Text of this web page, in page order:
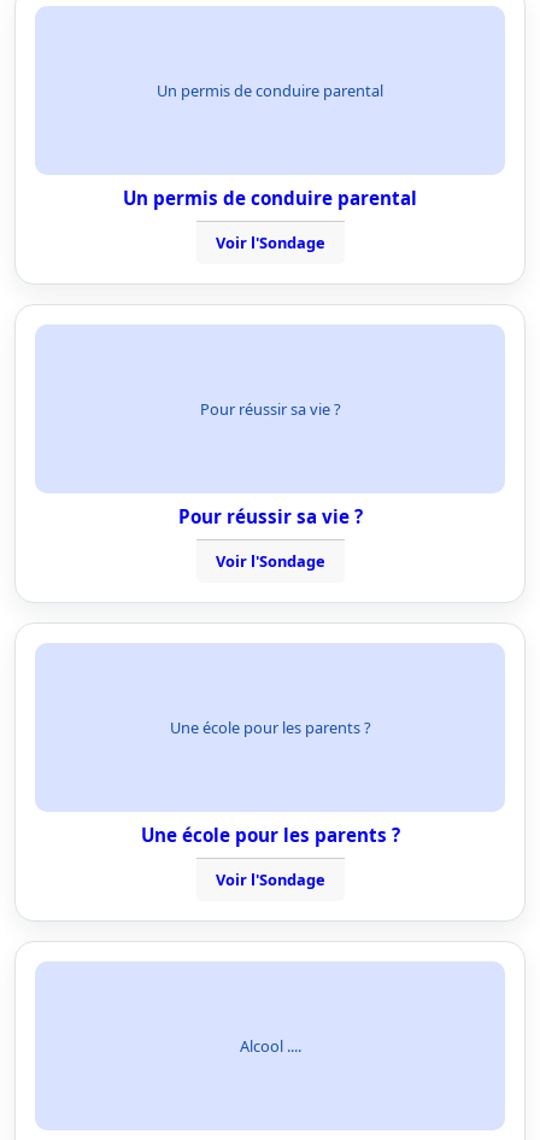
Un permis de conduire parental
Un permis de conduire parental
Voir l'Sondage
Pour réussir sa vie ?
Pour réussir sa vie ?
Voir l'Sondage
Une école pour les parents ?
Une école pour les parents ?
Voir l'Sondage
Alcool ....